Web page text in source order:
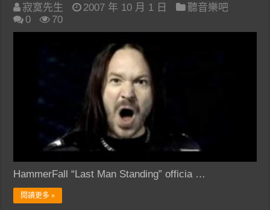
寂寞先生 2007 年 10 月 1 日
聽音樂吧
0
70
HammerFall “Last Man Standing” officia …
閱讀更多 »